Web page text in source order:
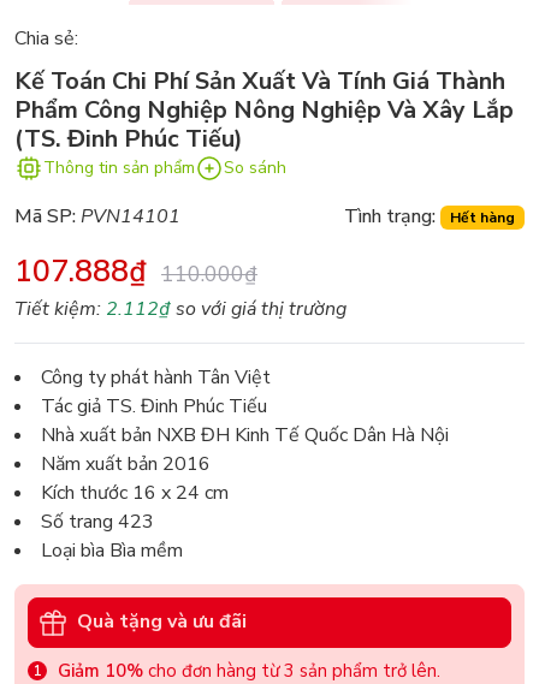
Chia sẻ:
Kế Toán Chi Phí Sản Xuất Và Tính Giá Thành
Phẩm Công Nghiệp Nông Nghiệp Và Xây Lắp
(TS. Đinh Phúc Tiếu)
Thông tin sản phẩm So sánh
Mã SP:PVN14101 Tình trạng: Hết hàng
107.888₫ 110.000₫
Tiết kiệm: 2.112₫so với giá thị trường
Công ty phát hành Tân Việt
Tác giả TS. Đinh Phúc Tiếu
Nhà xuất bản NXB ĐH Kinh Tế Quốc Dân Hà Nội
Năm xuất bản 2016
Kích thước 16 x 24 cm
Số trang 423
Loại bìa Bìa mềm
Quà tặng và ưu đãi
Giảm 10% cho đơn hàng từ 3 sản phẩm trở lên.